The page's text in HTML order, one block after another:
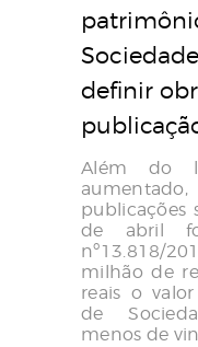
definir
Além do
publicações
de abril
nº13.818/
milhão de
reais o
de
menos de